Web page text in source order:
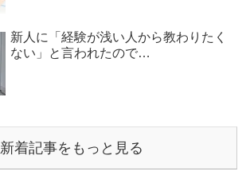
新人に「経験が浅い人から教わりたく
ない」と言われたので…
新着記事をもっと見る